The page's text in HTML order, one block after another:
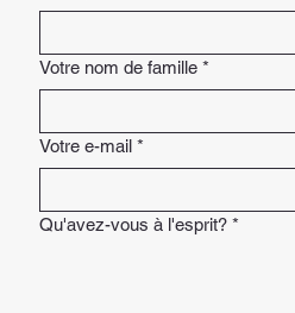
Votre nom de famille *
Votre e-mail *
Qu'avez-vous à l'esprit? *